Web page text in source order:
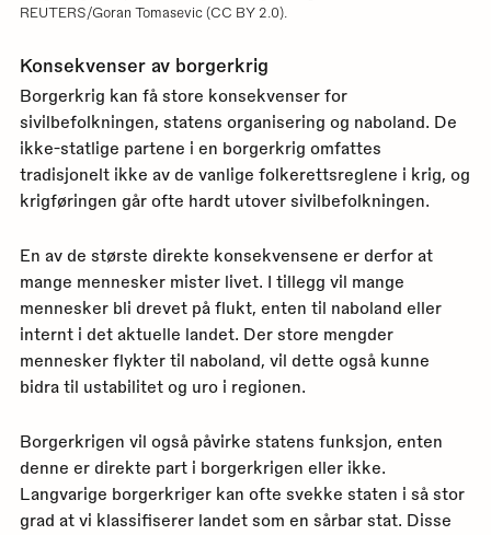
REUTERS/Goran Tomasevic (CC BY 2.0).
Konsekvenser av borgerkrig
Borgerkrig kan få store konsekvenser for
sivilbefolkningen, statens organisering og naboland. De
ikke-statlige partene i en borgerkrig omfattes
tradisjonelt ikke av de vanlige folkerettsreglene i krig, og
krigføringen går ofte hardt utover sivilbefolkningen.
En av de største direkte konsekvensene er derfor at
mange mennesker mister livet. I tillegg vil mange
mennesker bli drevet på flukt, enten til naboland eller
internt i det aktuelle landet. Der store mengder
mennesker flykter til naboland, vil dette også kunne
bidra til ustabilitet og uro i regionen.
Borgerkrigen vil også påvirke statens funksjon, enten
denne er direkte part i borgerkrigen eller ikke.
Langvarige borgerkriger kan ofte svekke staten i så stor
grad at vi klassifiserer landet som en sårbar stat. Disse